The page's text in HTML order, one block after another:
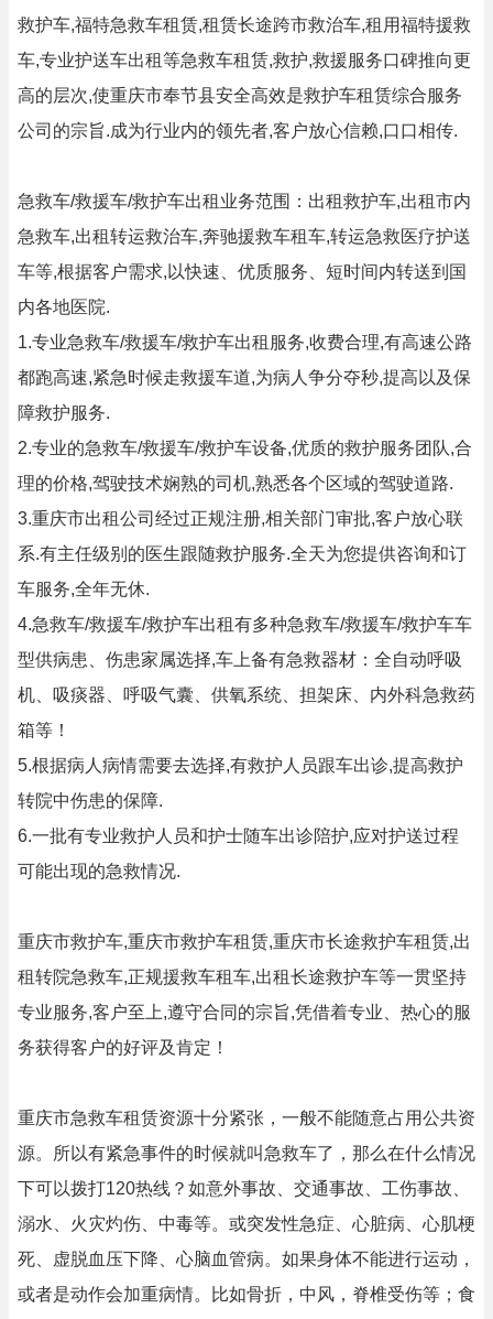
救护车,福特急救车租赁,租赁长途跨市救治车,租用福特援救
车,专业护送车出租等急救车租赁,救护,救援服务口碑推向更
高的层次,使重庆市奉节县安全高效是救护车租赁综合服务
公司的宗旨.成为行业内的领先者,客户放心信赖,口口相传.
急救车/救援车/救护车出租业务范围：出租救护车,出租市内
急救车,出租转运救治车,奔驰援救车租车,转运急救医疗护送
车等,根据客户需求,以快速、优质服务、短时间内转送到国
内各地医院.
1.专业急救车/救援车/救护车出租服务,收费合理,有高速公路
都跑高速,紧急时候走救援车道,为病人争分夺秒,提高以及保
障救护服务.
2.专业的急救车/救援车/救护车设备,优质的救护服务团队,合
理的价格,驾驶技术娴熟的司机,熟悉各个区域的驾驶道路.
3.重庆市出租公司经过正规注册,相关部门审批,客户放心联
系.有主任级别的医生跟随救护服务.全天为您提供咨询和订
车服务,全年无休.
4.急救车/救援车/救护车出租有多种急救车/救援车/救护车车
型供病患、伤患家属选择,车上备有急救器材：全自动呼吸
机、吸痰器、呼吸气囊、供氧系统、担架床、内外科急救药
箱等！
5.根据病人病情需要去选择,有救护人员跟车出诊,提高救护
转院中伤患的保障.
6.一批有专业救护人员和护士随车出诊陪护,应对护送过程
可能出现的急救情况.
重庆市救护车,重庆市救护车租赁,重庆市长途救护车租赁,出
租转院急救车,正规援救车租车,出租长途救护车等一贯坚持
专业服务,客户至上,遵守合同的宗旨,凭借着专业、热心的服
务获得客户的好评及肯定！
重庆市急救车租赁资源十分紧张，一般不能随意占用公共资
源。所以有紧急事件的时候就叫急救车了，那么在什么情况
下可以拨打120热线？如意外事故、交通事故、工伤事故、
溺水、火灾灼伤、中毒等。或突发性急症、心脏病、心肌梗
死、虚脱血压下降、心脑血管病。如果身体不能进行运动，
或者是动作会加重病情。比如骨折，中风，脊椎受伤等；食